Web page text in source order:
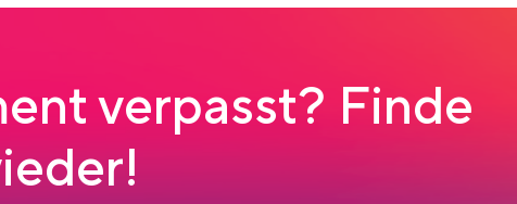
verpasst? Finde